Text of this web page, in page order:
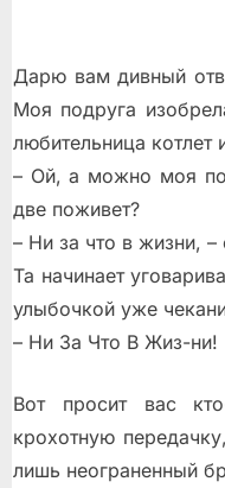
Дарю вам дивный
Моя подруга
любительница котлет
– Ой, а можно моя
две поживет?
– Ни за что в жизни, –
Та начинает
улыбочкой уже
– Ни За Что В Жиз-ни!
Вот просит вас
крохотную
лишь неограненный